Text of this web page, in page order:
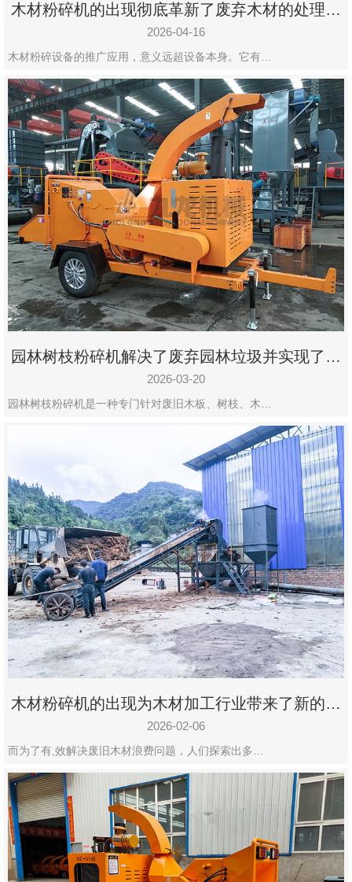
木材粉碎机的出现彻底革新了废弃木材的处理模
式
2026-04-16
木材粉碎设备的推广应用，意义远超设备本身。它有…
园林树枝粉碎机解决了废弃园林垃圾并实现了再
利用
2026-03-20
园林树枝粉碎机是一种专门针对废旧木板、树枝、木…
木材粉碎机的出现为木材加工行业带来了新的变
化
2026-02-06
而为了有,效解决废旧木材浪费问题，人们探索出多…